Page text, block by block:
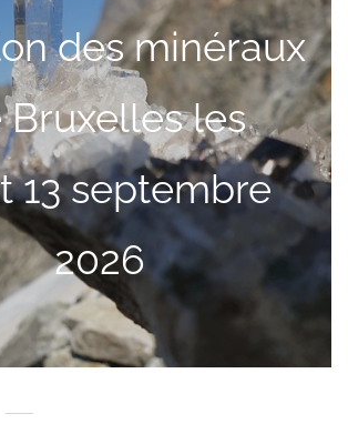
des minéraux
Bruxelles les
13 septembre
2026